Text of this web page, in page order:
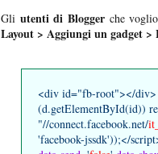
Gli utenti di Bloggerche
Layout > Aggiungi un gadget
<div id="fb-root"></div>
(d.getElementById(id))
"//connect.facebook.net/
'facebook-jssdk'));</